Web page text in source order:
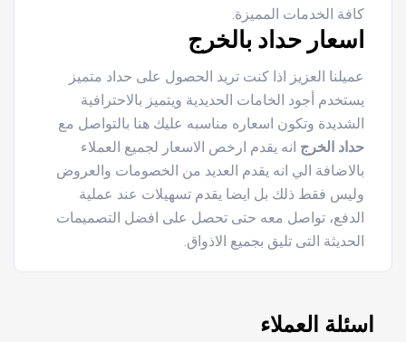
كافة الخدمات المميزة.
اسعار حداد بالخرج
عميلنا العزيز اذا كنت تريد الحصول على حداد متميز
يستخدم أجود الخامات الحديدية ويتميز بالاحترافية
الشديدة وتكون اسعاره مناسبه عليك هنا بالتواصل مع
حداد الخرج انه يقدم ارخص الاسعار لجميع العملاء
بالاضافة الي انه يقدم العديد من الخصومات والعروض
وليس فقط ذلك بل ايضا يقدم تسهيلات عند عملية
الدفع، تواصل معه حتى تحصل على افضل التصميمات
الحديثة التى تليق بجميع الاذواق.
اسئلة العملاء